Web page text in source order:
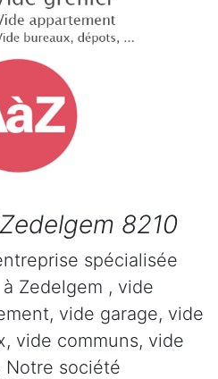
8210
spécialisée
Zedelgem , vide
vide garage, vide
vide communs, vide
Notre société